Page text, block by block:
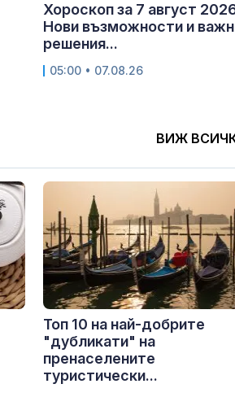
Хороскоп за 7 август
Нови възможности и
решения...
05:00 • 07.08.26
ВИЖ
Топ 10 на най-добрите
"дубликати" на
пренаселените
туристически...